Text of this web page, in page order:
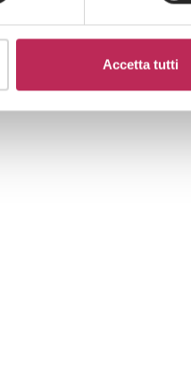
Accetta tutti